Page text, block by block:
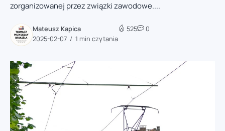
zorganizowanej przez związki zawodowe....
Mateusz Kapica
2025-02-07
1 min czytania
525 0